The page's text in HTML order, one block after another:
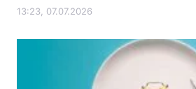
13:23, 07.07.2026